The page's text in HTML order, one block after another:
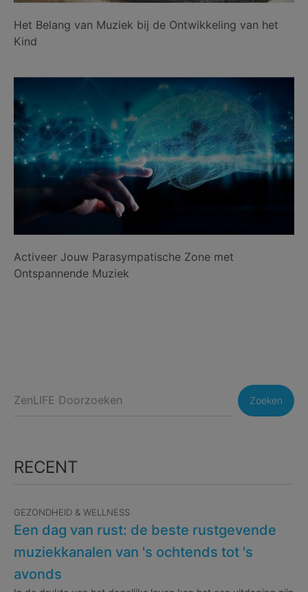
Het Belang van Muziek bij de Ontwikkeling van het
Kind
Activeer Jouw Parasympatische Zone met
Ontspannende Muziek
Zoeken
RECENT
GEZONDHEID & WELLNESS
Een dag van rust: de beste rustgevende
muziekkanalen van 's ochtends tot 's
avonds